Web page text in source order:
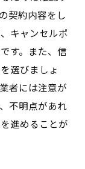
契約内容をし
キャンセルポ
す。また、信
選びましょ
者には注意が
不明点があれ
進めることが